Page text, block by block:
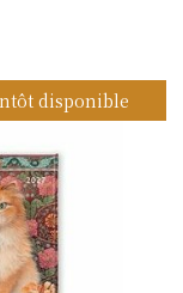
disponible